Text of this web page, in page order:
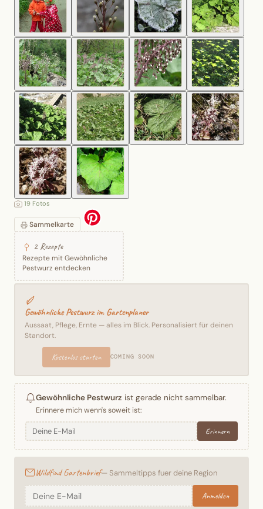
19 Fotos
Sammelkarte
2 Rezepte
Rezepte mit Gewöhnliche
Pestwurz entdecken
Gewöhnliche Pestwurz im Gartenplaner
Aussaat, Pflege, Ernte — alles im Blick. Personalisiert für deinen
Standort.
Kostenlos starten COMING SOON
Gewöhnliche Pestwurz ist gerade nicht sammelbar.
Erinnere mich wenn's soweit ist:
Erinnern
Wildfind Gartenbrief— Sammeltipps fuer deine Region
Anmelden